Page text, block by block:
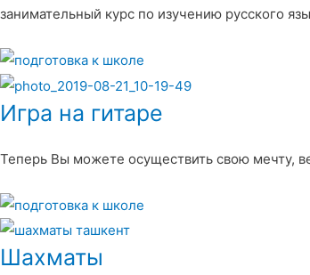
занимательный курс по изучению русского
Игра на гитаре
Теперь Вы можете осуществить свою мечту,
Шахматы